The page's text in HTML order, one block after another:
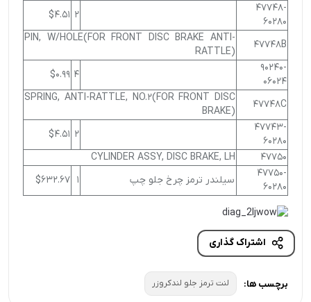
47748-
60280
2
$4.51
47748B
PIN, W/HOLE(FOR FRONT DISC BRAKE ANTI-
RATTLE)
90240-
06024
4
$0.99
47748C
SPRING, ANTI-RATTLE, NO.2(FOR FRONT DISC
BRAKE)
47743-
60280
2
$4.51
47750
CYLINDER ASSY, DISC BRAKE, LH
47750-
60280
سیلندر ترمز چرخ جلو چپ 1
$632.67
اشتراک گذاری
برچسب ها: لنت ترمز جلو لندکروزر